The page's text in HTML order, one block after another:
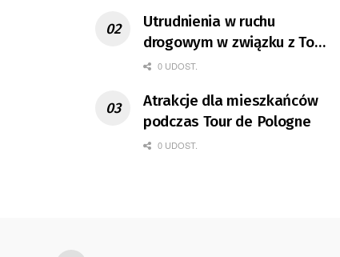
Utrudnienia w ruchu
drogowym w związku z Tour
de Pologne
0 UDOST.
Atrakcje dla mieszkańców
podczas Tour de Pologne
0 UDOST.